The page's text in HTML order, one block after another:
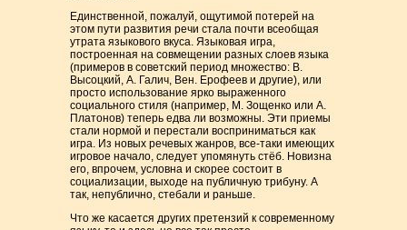
Единственной, пожалуй, ощутимой потерей на
этом пути развития речи стала почти всеобщая
утрата языкового вкуса. Языковая игра,
построенная на совмещении разных слоев языка
(примеров в советский период множество: В.
Высоцкий, А. Галич, Вен. Ерофеев и другие), или
просто использование ярко выраженного
социального стиля (например, М. Зощенко или А.
Платонов) теперь едва ли возможны. Эти приемы
стали нормой и перестали восприниматься как
игра. Из новых речевых жанров, все-таки имеющих
игровое начало, следует упомянуть стёб. Новизна
его, впрочем, условна и скорее состоит в
социализации, выходе на публичную трибуну. А
так, непублично, стебали и раньше.
Что же касается других претензий к современному